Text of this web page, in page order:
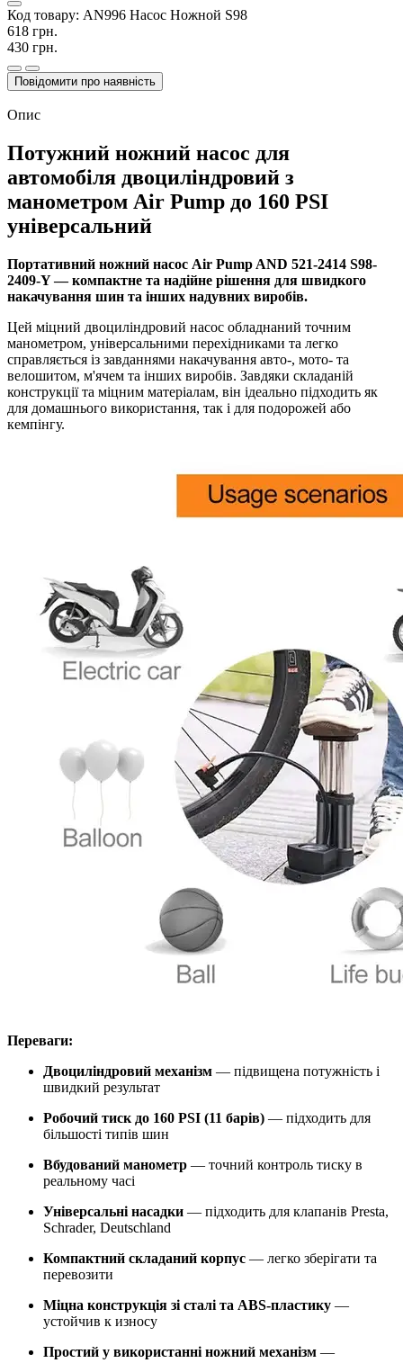
Код товару: AN996 Насос Ножной S98
618 грн.
430 грн.
Повідомити про наявність
Опис
Потужний ножний насос для
автомобіля двоциліндровий з
манометром Air Pump до 160 PSI
універсальний
Портативний ножний насос Air Pump AND 521-2414 S98-
2409-Y — компактне та надійне рішення для швидкого
накачування шин та інших надувних виробів.
Цей міцний двоциліндровий насос обладнаний точним
манометром, універсальними перехідниками та легко
справляється із завданнями накачування авто-, мото- та
велошитом, м'ячем та інших виробів. Завдяки складаній
конструкції та міцним матеріалам, він ідеально підходить як
для домашнього використання, так і для подорожей або
кемпінгу.
Переваги:
Двоциліндровий механізм — підвищена потужність і
швидкий результат
Робочий тиск до 160 PSI (11 барів) — підходить для
більшості типів шин
Вбудований манометр — точний контроль тиску в
реальному часі
Універсальні насадки — підходить для клапанів Presta,
Schrader, Deutschland
Компактний складаний корпус — легко зберігати та
перевозити
Міцна конструкція зі сталі та ABS-пластику —
устойчив к износу
Простий у використанні ножний механізм —